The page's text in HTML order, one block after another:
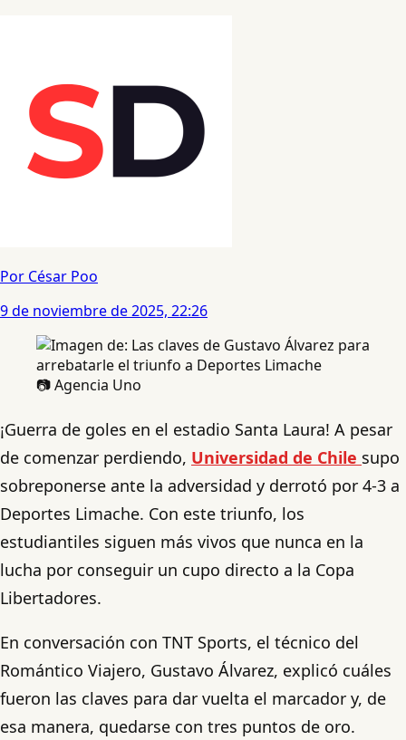
Por César Poo
9 de noviembre de 2025, 22:26
📷 Agencia Uno
¡Guerra de goles en el estadio Santa Laura! A pesar
de comenzar perdiendo, Universidad de Chile supo
sobreponerse ante la adversidad y derrotó por 4-3 a
Deportes Limache. Con este triunfo, los
estudiantiles siguen más vivos que nunca en la
lucha por conseguir un cupo directo a la Copa
Libertadores.
En conversación con TNT Sports, el técnico del
Romántico Viajero, Gustavo Álvarez, explicó cuáles
fueron las claves para dar vuelta el marcador y, de
esa manera, quedarse con tres puntos de oro.